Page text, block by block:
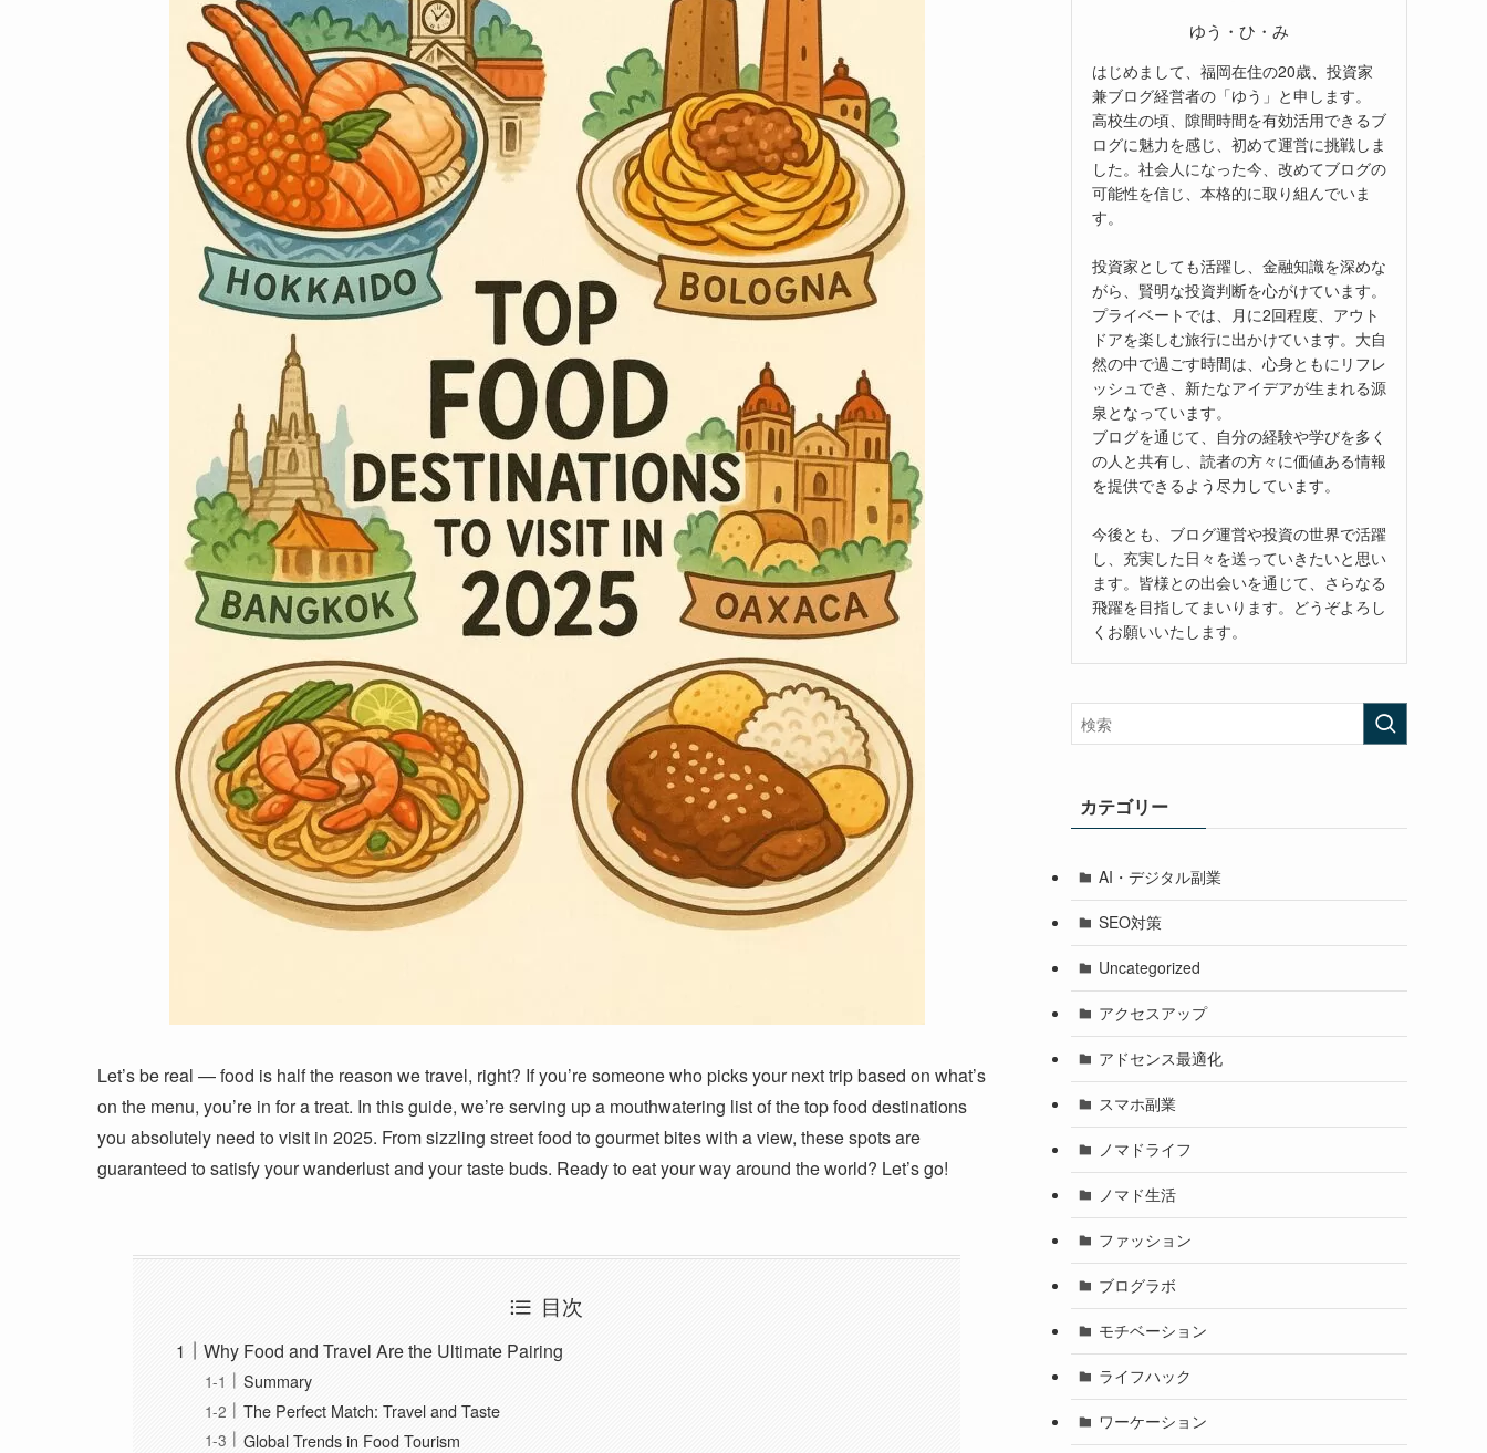
Let’s be real — food is half the reason we travel, right? If you’re someone who picks your next trip based on what’s
on the menu, you’re in for a treat. In this guide, we’re serving up a mouthwatering list of the top food destinations
you absolutely need to visit in 2025. From sizzling street food to gourmet bites with a view, these spots are
guaranteed to satisfy your wanderlust and your taste buds. Ready to eat your way around the world? Let’s go!
目次
Why Food and Travel Are the Ultimate Pairing
Summary
The Perfect Match: Travel and Taste
Global Trends in Food Tourism
ゆう・ひ・み
はじめまして、福岡在住の20歳、投資家
兼ブログ経営者の「ゆう」と申します。
高校生の頃、隙間時間を有効活用できるブ
ログに魅力を感じ、初めて運営に挑戦しま
した。社会人になった今、改めてブログの
可能性を信じ、本格的に取り組んでいま
す。
投資家としても活躍し、金融知識を深めな
がら、賢明な投資判断を心がけています。
プライベートでは、月に2回程度、アウト
ドアを楽しむ旅行に出かけています。大自
然の中で過ごす時間は、心身ともにリフレ
ッシュでき、新たなアイデアが生まれる源
泉となっています。
ブログを通じて、自分の経験や学びを多く
の人と共有し、読者の方々に価値ある情報
を提供できるよう尽力しています。
今後とも、ブログ運営や投資の世界で活躍
し、充実した日々を送っていきたいと思い
ます。皆様との出会いを通じて、さらなる
飛躍を目指してまいります。どうぞよろし
くお願いいたします。
カテゴリー
AI・デジタル副業
SEO対策
Uncategorized
アクセスアップ
アドセンス最適化
スマホ副業
ノマドライフ
ノマド生活
ファッション
ブログラボ
モチベーション
ライフハック
ワーケーション